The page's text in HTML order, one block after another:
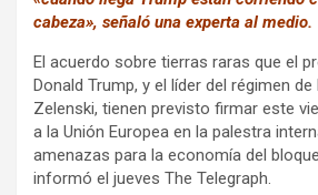
cabeza», señaló una experta al medio.
El acuerdo sobre tierras raras que el
Donald Trump, y el líder del régimen de
Zelenski, tienen previsto firmar este
a la Unión Europea en la palestra
amenazas para la economía del
informó el jueves The Telegraph.